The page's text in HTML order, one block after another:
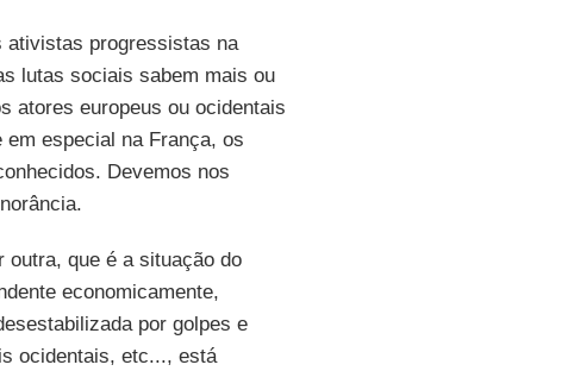
ativistas progressistas na
lutas sociais sabem mais ou
atores europeus ou ocidentais
especial na França, os
Devemos nos
que é a situação do
economicamente,
por golpes e
ocidentais, etc..., está